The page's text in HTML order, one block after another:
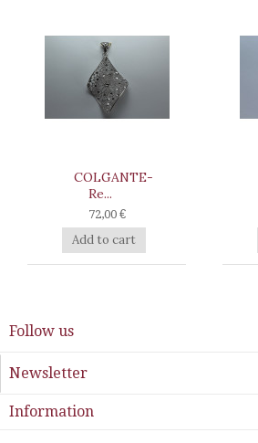
COLGANTE-
Re...
72,00 €
Add to cart
Follow us
Newsletter
Information